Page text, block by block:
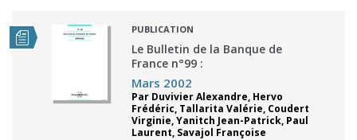
PUBLICATION
Le Bulletin de la Banque de
France n°99 :
Mars 2002
Par Duvivier Alexandre, Hervo
Frédéric, Tallarita Valérie, Coudert
Virginie,Yanitch Jean-Patrick, Paul
Laurent, Savajol Françoise